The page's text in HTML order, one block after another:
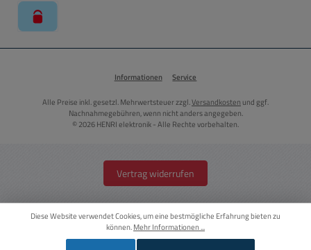
Informationen Service
Alle Preise inkl. gesetzl. Mehrwertsteuer zzgl.Versandkosten und ggf.
Nachnahmegebühren, wenn nicht anders angegeben.
© 2026 HENRI elektronik - Alle Rechte vorbehalten.
Vertrag widerrufen
Diese Website verwendet Cookies, um eine bestmögliche Erfahrung bieten zu
können.Mehr Informationen ...